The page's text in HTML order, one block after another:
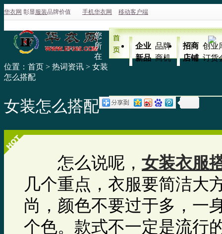
华衣网 彰显服装品牌价值 手机华衣网 移动客户端
企业 品牌
新品 商机
招商 创业
店铺 订货
您
所
在
位置： 首页 > 热词资讯 > 女装
怎么搭配
女装怎么搭配
怎么说呢， 女装衣服
几个重点，衣服要简洁大
尚，颜色不要过于多，一
个色。款式不一定是流行